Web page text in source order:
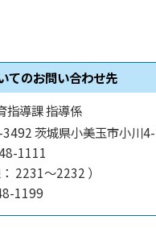
てのお問い合わせ先
指導課 指導係
茨城県小美玉市小川
1111
： 2231〜2232 ）
1199